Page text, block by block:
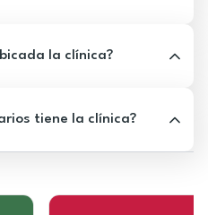
la clínica?
tiene la clínica?